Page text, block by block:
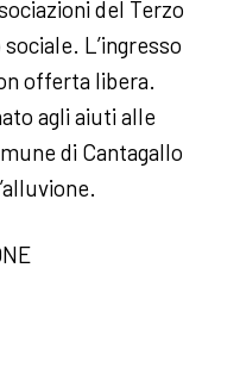
del Terzo
L’ingresso
offerta libera.
agli aiuti alle
di Cantagallo